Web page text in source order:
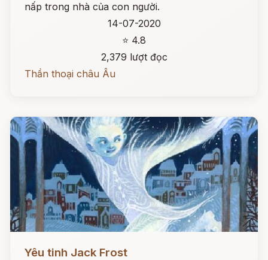
nấp trong nhà của con người.
14-07-2020
⭐ 4.8
2,379 lượt đọc
Thần thoại châu Âu
Yêu tinh Jack Frost